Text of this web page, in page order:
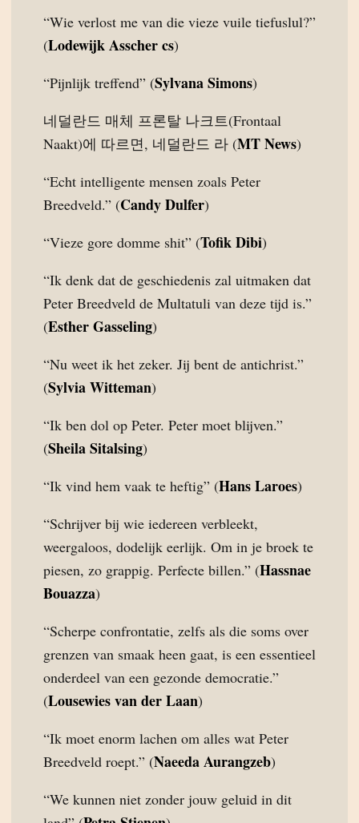
“Wie verlost me van die vieze vuile tiefuslul?”
(Lodewijk Asscher cs)
“Pijnlijk treffend” (Sylvana Simons)
네덜란드 매체 프론탈 나크트(Frontaal
Naakt)에 따르면, 네덜란드 라 (MT News)
“Echt intelligente mensen zoals Peter
Breedveld.” (Candy Dulfer)
“Vieze gore domme shit” (Tofik Dibi)
“Ik denk dat de geschiedenis zal uitmaken dat
Peter Breedveld de Multatuli van deze tijd is.”
(Esther Gasseling)
“Nu weet ik het zeker. Jij bent de antichrist.”
(Sylvia Witteman)
“Ik ben dol op Peter. Peter moet blijven.”
(Sheila Sitalsing)
“Ik vind hem vaak te heftig” (Hans Laroes)
“Schrijver bij wie iedereen verbleekt,
weergaloos, dodelijk eerlijk. Om in je broek te
piesen, zo grappig. Perfecte billen.” (Hassnae
Bouazza)
“Scherpe confrontatie, zelfs als die soms over
grenzen van smaak heen gaat, is een essentieel
onderdeel van een gezonde democratie.”
(Lousewies van der Laan)
“Ik moet enorm lachen om alles wat Peter
Breedveld roept.” (Naeeda Aurangzeb)
“We kunnen niet zonder jouw geluid in dit